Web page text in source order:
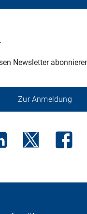
Newsletter
Zur Anmeldung